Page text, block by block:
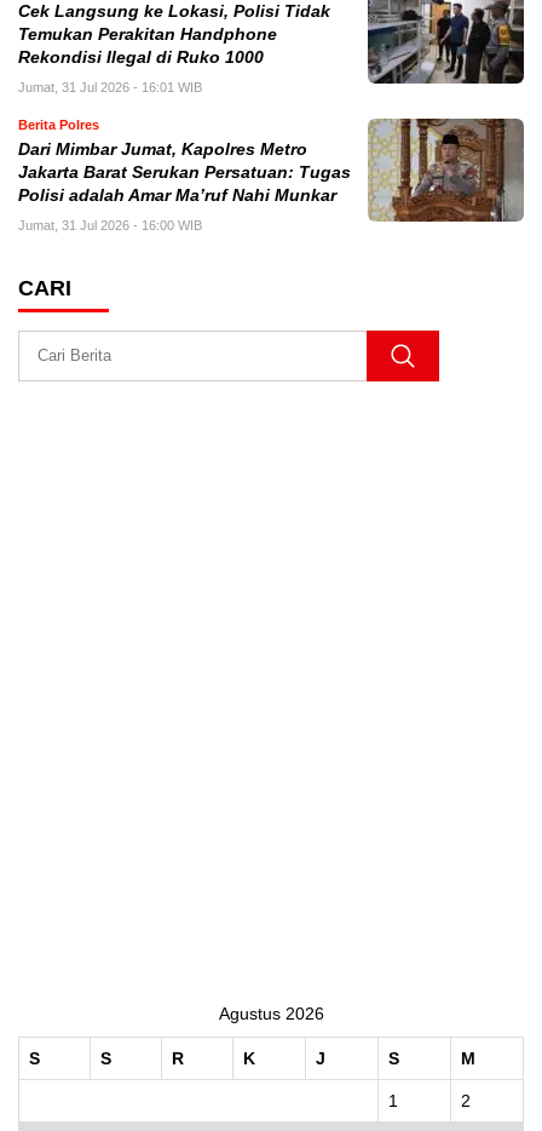
Cek Langsung ke Lokasi, Polisi Tidak
Temukan Perakitan Handphone
Rekondisi Ilegal di Ruko 1000
Jumat, 31 Jul 2026 - 16:01 WIB
Berita Polres
Dari Mimbar Jumat, Kapolres Metro
Jakarta Barat Serukan Persatuan: Tugas
Polisi adalah Amar Ma’ruf Nahi Munkar
Jumat, 31 Jul 2026 - 16:00 WIB
CARI
Agustus 2026
S S R K J S M
1 2